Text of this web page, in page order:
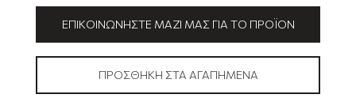
ΕΠΙΚΟΙΝΩΝΉΣΤΕ ΜΑΖΊ ΜΑΣ ΓΙΑ ΤΟ ΠΡΟΪΌΝ
ΠΡΟΣΘΉΚΗ ΣΤΑ ΑΓΑΠΗΜΈΝΑ